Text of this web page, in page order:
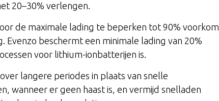
20–30% verlengen.
de maximale lading te beperken tot 90% voorkom
beschermt een minimale lading van 20%
voor lithium-ionbatterijen is.
langere periodes in plaats van snelle
wanneer er geen haast is, en vermijd snelladen